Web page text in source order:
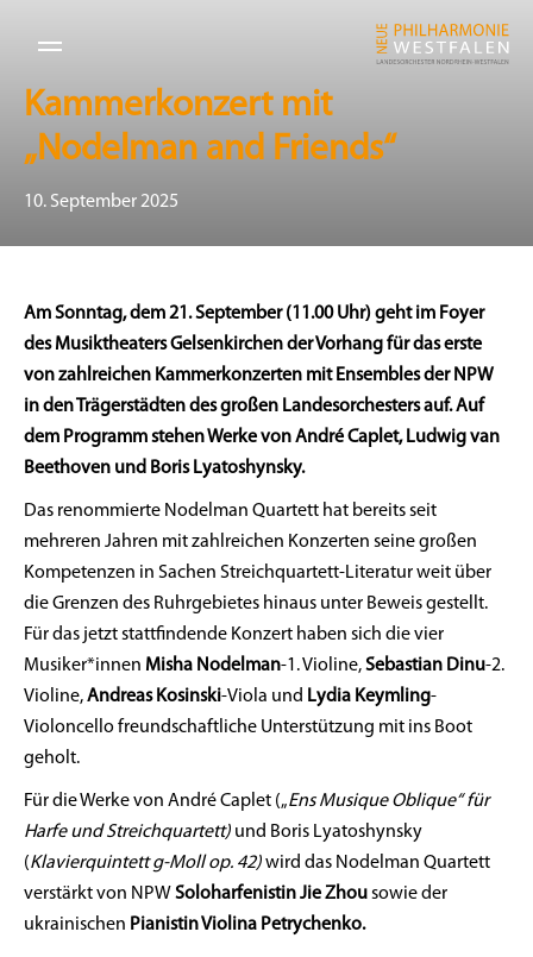
Kammerkonzert mit
„Nodelman and Friends“
10. September 2025
Am Sonntag, dem 21. September (11.00 Uhr) geht im Foyer
des Musiktheaters Gelsenkirchen der Vorhang für das erste
von zahlreichen Kammerkonzerten mit Ensembles der NPW
in den Trägerstädten des großen Landesorchesters auf. Auf
dem Programm stehen Werke von André Caplet, Ludwig van
Beethoven und Boris Lyatoshynsky.
Das renommierte Nodelman Quartett hat bereits seit
mehreren Jahren mit zahlreichen Konzerten seine großen
Kompetenzen in Sachen Streichquartett-Literatur weit über
die Grenzen des Ruhrgebietes hinaus unter Beweis gestellt.
Für das jetzt stattfindende Konzert haben sich die vier
Musiker*innen Misha Nodelman-1. Violine,Sebastian Dinu-2.
Violine,Andreas Kosinski-Viola und Lydia Keymling-
Violoncello freundschaftliche Unterstützung mit ins Boot
geholt.
Für die Werke von André Caplet („Ens Musique Oblique“ für
Harfe und Streichquartett) und Boris Lyatoshynsky
(Klavierquintett g-Moll op. 42)wird das Nodelman Quartett
verstärkt von NPW Soloharfenistin Jie Zhousowie der
ukrainischen Pianistin Violina Petrychenko.